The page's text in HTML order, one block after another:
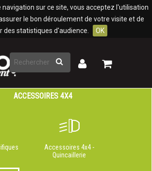
navigation sur ce site, vous acceptez l'utilisation
le bon déroulement de votre visite et de
des statistiques d'audience.
OK
Rechercher
Mon
Mon
ACCESSOIRES 4X4
Accessoires 4x4 -
Quincaillerie
cookies